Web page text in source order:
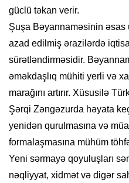
güclü təkan verir.
Şuşa Bəyannaməsinin
azad edilmiş ərazilərdə
sürətləndirməsidir.
əməkdaşlıq mühiti yerli və
marağını artırır. Xüsusilə
Şərqi Zəngəzurda həyata
yenidən qurulmasına və
formalaşmasına mühüm
Yeni sərmayə qoyuluşları
nəqliyyat, xidmət və digər